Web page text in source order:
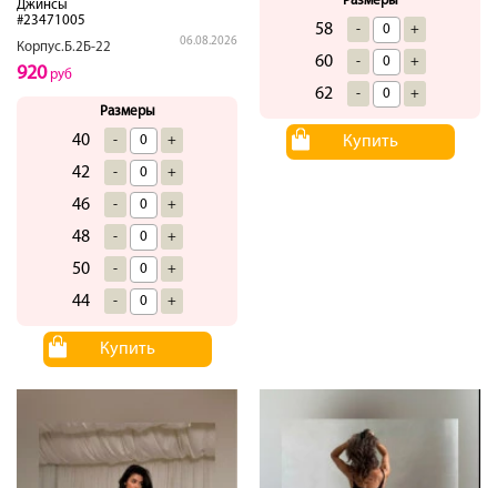
Джинсы
#23471005
Корпус.Б.2Б-22
06.08.2026
920руб
Размеры
40 - +
42 - +
46 - +
48 - +
50 - +
44 - +
Купить
58 - +
60 - +
62 - +
Купить